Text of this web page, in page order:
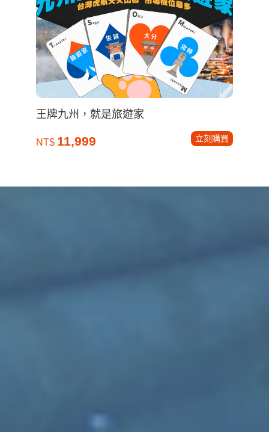
王牌九州，就是旅遊家
NT$ 11,999 立刻購買